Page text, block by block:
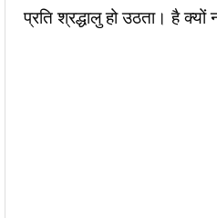
प्रति श्रद्धालु हो उठता। है क्यों